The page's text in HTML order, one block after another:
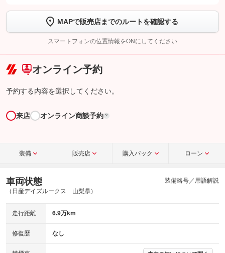
【STEP2】 トーク画面で
完了してください。
こちら
MAPで販売店までのルートを確認する
スマートフォンの位置情報をONにしてください
オンライン予約
予約する内容を選択してください。
来店 オンライン商談予約 ?
装備 販売店 購入パック ローン
車両状態
（日産デイズルークス 山梨県）
装備略号／用語解説
走行距離 6.9万km
修復歴 なし